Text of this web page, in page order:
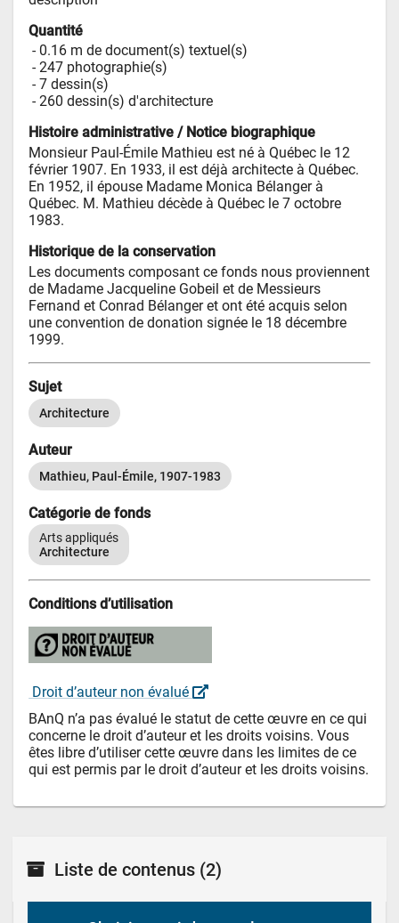
Quantité
- 0.16 m de document(s) textuel(s)
- 247 photographie(s)
- 7 dessin(s)
- 260 dessin(s) d'architecture
Histoire administrative / Notice biographique
Monsieur Paul-Émile Mathieu est né à Québec le 12
février 1907. En 1933, il est déjà architecte à Québec.
En 1952, il épouse Madame Monica Bélanger à
Québec. M. Mathieu décède à Québec le 7 octobre
1983.
Historique de la conservation
Les documents composant ce fonds nous proviennent
de Madame Jacqueline Gobeil et de Messieurs
Fernand et Conrad Bélanger et ont été acquis selon
une convention de donation signée le 18 décembre
1999.
Sujet
Architecture
Auteur
Mathieu, Paul-Émile, 1907-1983
Catégorie de fonds
Arts appliqués
Architecture
Conditions d’utilisation
Droit d’auteur non évalué
BAnQ n’a pas évalué le statut de cette œuvre en ce qui
concerne le droit d’auteur et les droits voisins. Vous
êtes libre d’utiliser cette œuvre dans les limites de ce
qui est permis par le droit d’auteur et les droits voisins.
Liste de contenus (2)